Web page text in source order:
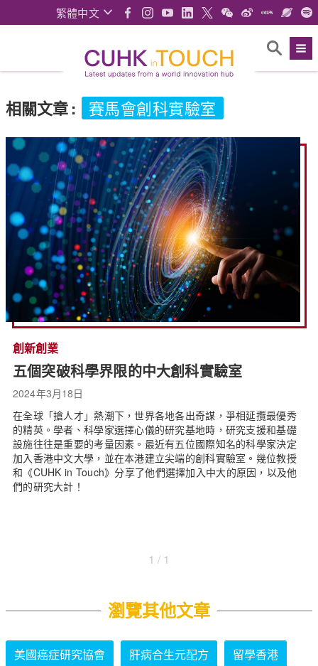
繁體中文
相關文章: 賽馬會創科實驗室
創新創業
五個突破科學界限的中大創科實驗室
2024年3月18日
在全球「搶人才」熱潮下，世界各地各出奇謀，爭相延攬最優秀
的精英。學者、科學家選擇心儀的研究基地時，研究支援和基礎
設施往往是重要的考量因素。最近有五位國際知名的科學家決定
加入香港中文大學，並在本港建立尖端的創科實驗室。幾位教授
和《CUHK in Touch》分享了他們選擇加入中大的原因，以及他
們的研究大計！
1 / 1
瀏覽其他文章
美國癌症研究協會 肝病合生元配方 留學香港